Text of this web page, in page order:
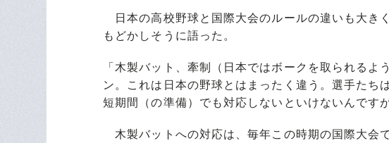
日本の高校野球と国際大会のルールの違いも大き
もどかしそうに語った。
「木製バット、牽制（日本ではボークを取られる
ン。これは日本の野球とはまったく違う。選手たち
短期間（の準備）でも対応しないといけないんです
木製バットへの対応は、毎年この時期の国際大会